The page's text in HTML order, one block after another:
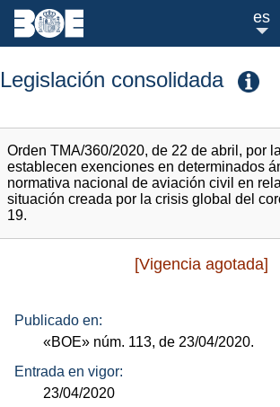
es
Legislación consolidada
Orden TMA/360/2020, de 22 de abril, por
establecen exenciones en determinados
normativa nacional de aviación civil en
situación creada por la crisis global del
19.
[Vigencia agotada]
Publicado en:
«BOE» núm. 113, de 23/04/2020.
Entrada en vigor:
23/04/2020